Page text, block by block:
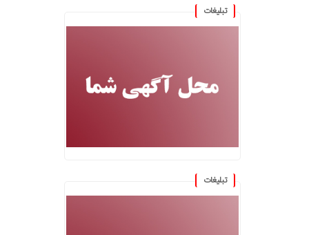
تبلیغات
تبلیغات